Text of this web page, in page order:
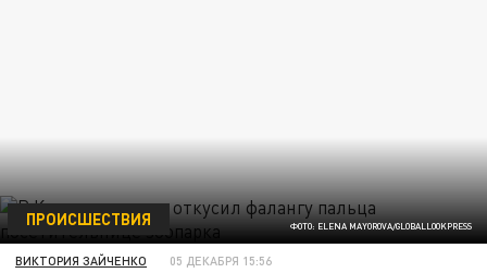
ФОТО: ELENA MAYOROVA/GLOBALLOOKPRESS
ПРОИСШЕСТВИЯ
ВИКТОРИЯ ЗАЙЧЕНКО 05 ДЕКАБРЯ 15:56